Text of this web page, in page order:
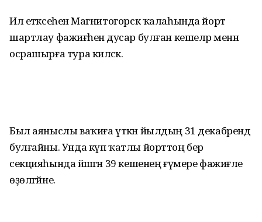
Ил етәксеһенә Магнитогорск ҡалаһында йорт
шартлау фажиғәһенә дусар булған кешеләр менән
осрашырға тура киләсәк.
Был аяныслы ваҡиға үткән йылдың 31 декабрендә
булғайны. Унда күп ҡатлы йорттоң бер
секцияһында йәшәгән 39 кешенең ғүмере фажиғәле
өҙөлгәйне.